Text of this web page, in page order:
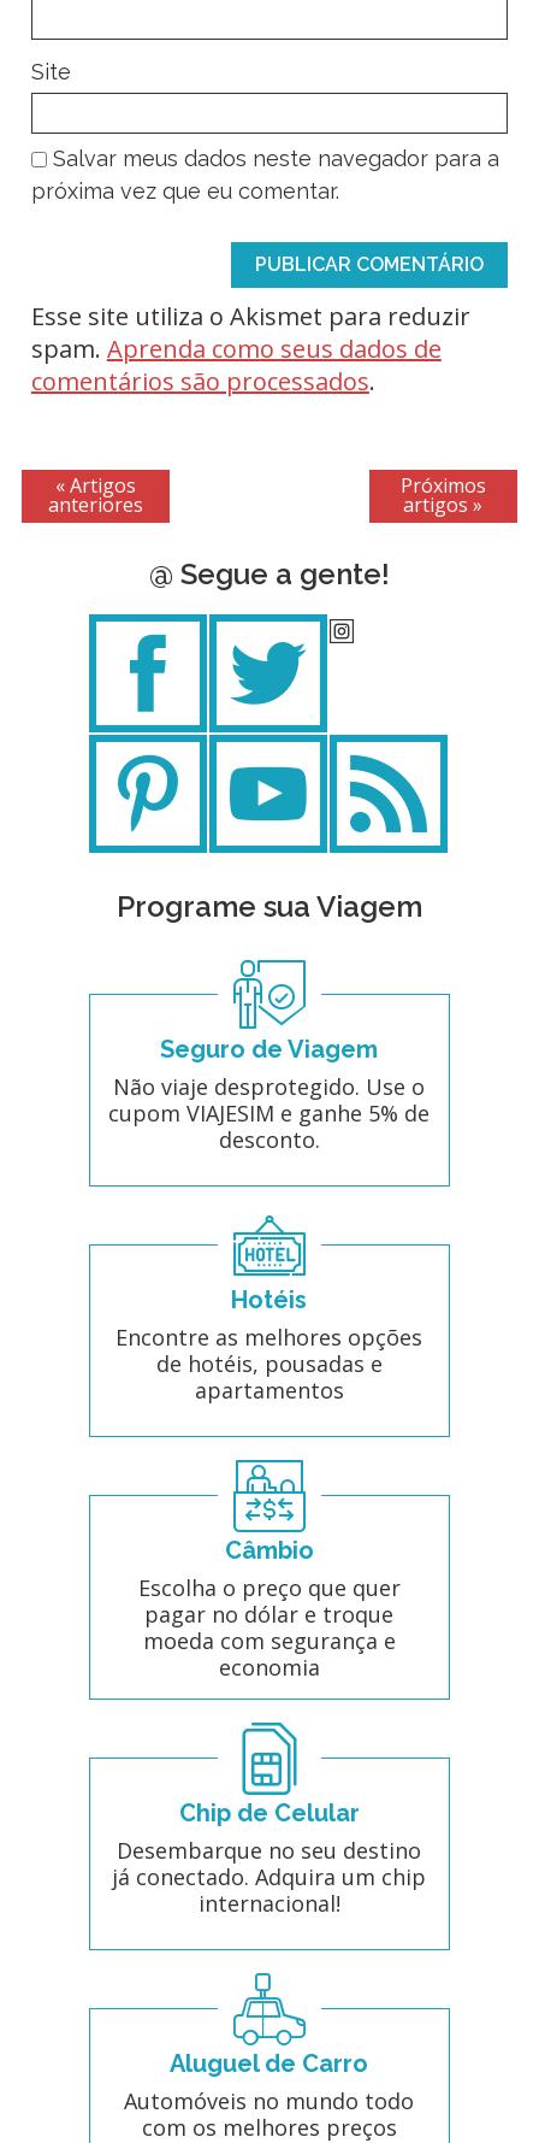
Site
Salvar meus dados neste navegador para a
próxima vez que eu comentar.
Esse site utiliza o Akismet para reduzir
spam. Aprenda como seus dados de
comentários são processados.
« Artigos
anteriores
Próximos
artigos »
@ Segue a gente!
Programe sua Viagem
Seguro de Viagem
Não viaje desprotegido. Use o
cupom VIAJESIM e ganhe 5% de
desconto.
Hotéis
Encontre as melhores opções
de hotéis, pousadas e
apartamentos
Câmbio
Escolha o preço que quer
pagar no dólar e troque
moeda com segurança e
economia
Chip de Celular
Desembarque no seu destino
já conectado. Adquira um chip
internacional!
Aluguel de Carro
Automóveis no mundo todo
com os melhores preços